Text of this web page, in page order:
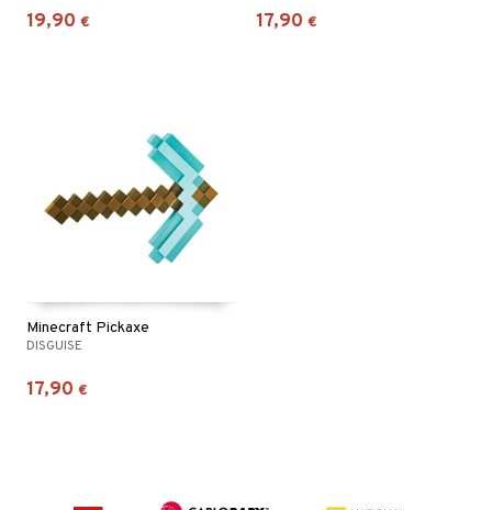
19,90 € 17,90 €
Minecraft Pickaxe
DISGUISE
17,90 €